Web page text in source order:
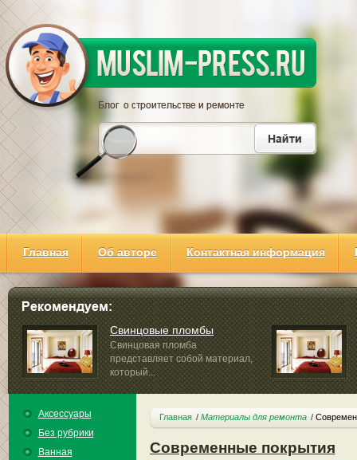
Главная Об авторе Контактная информация
Свинцовые пломбы
Свинцовая пломба
представляет собой материал,
который...
Аксессуары
Без рубрики
Ванная
Главная Материалы для ремонта
Современные покрытия